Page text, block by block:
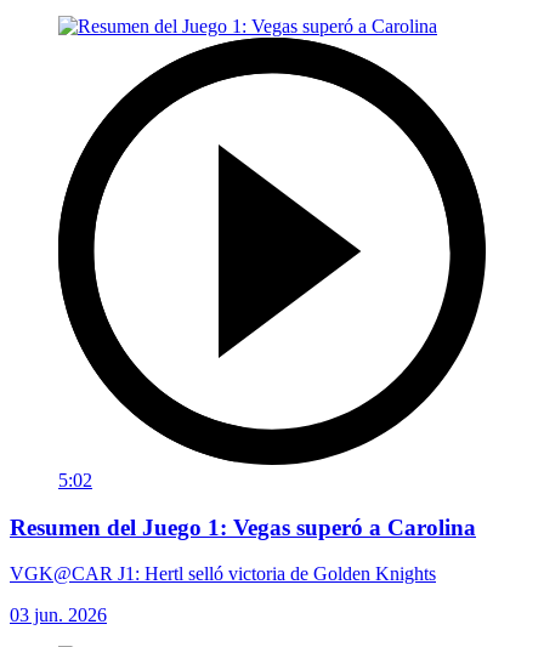
5:02
Resumen del Juego 1: Vegas superó a Carolina
VGK@CAR J1: Hertl selló victoria de Golden Knights
03 jun. 2026